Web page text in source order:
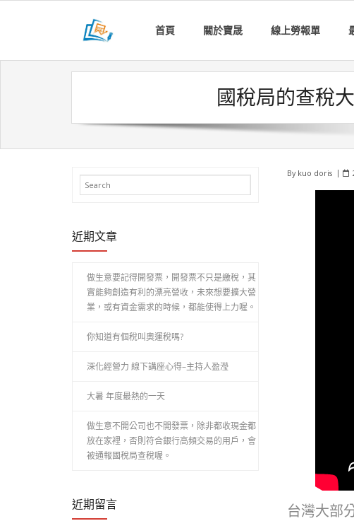
首頁 關於寶晟 線上勞報單
國稅局的查稅
By kuo doris
台灣大部
近期文章
做生意要記得開發票，開發票不只是繳稅，其
實能夠創造有利的漂亮營收，未來想要擴大營
業，或有資金需求的時候，都能使得上力喔。
你知道有個稅叫奧運稅嗎?
深化經營力 線下講座心得–主持人盈瀅
大暑 年度最熱的一天
做生意不開公司也不開發票，除非都收現金都
放在家裡，否則符合銀行高頻交易的用戶，會
被通報國稅局查稅喔。
近期留言